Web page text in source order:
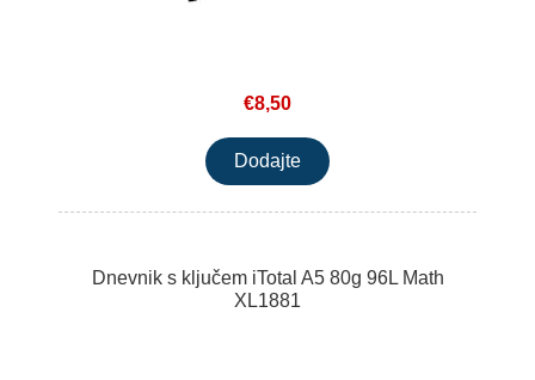
€8,50
Dnevnik s ključem iTotal A5 80g 96L Math
XL1881